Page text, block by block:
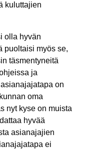
kuluttajien
olla hyvän
puoltaisi myös se,
täsmentyneitä
ja
on
oma
nyt kyse on muista
hyvää
asianajajien
ei